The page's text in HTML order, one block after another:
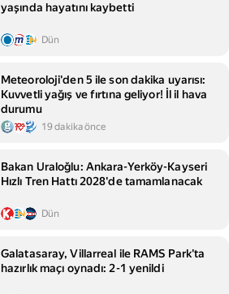
yaşında hayatını kaybetti
Dün
Meteoroloji'den 5 ile son dakika uyarısı:
Kuvvetli yağış ve fırtına geliyor! İl il hava
durumu
19 dakika önce
Bakan Uraloğlu: Ankara-Yerköy-Kayseri
Hızlı Tren Hattı 2028'de tamamlanacak
Dün
Galatasaray, Villarreal ile RAMS Park'ta
hazırlık maçı oynadı: 2-1 yenildi